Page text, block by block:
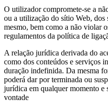
O utilizador compromete-se a
ou a utilização do sítio Web, dos
mesmo, bem como a não violar
regulamentos da política de
A relação jurídica derivada do
como dos conteúdos e serviços
duração indefinida. Da mesma
poderá dar por terminada ou
jurídica em qualquer momento e
vontade